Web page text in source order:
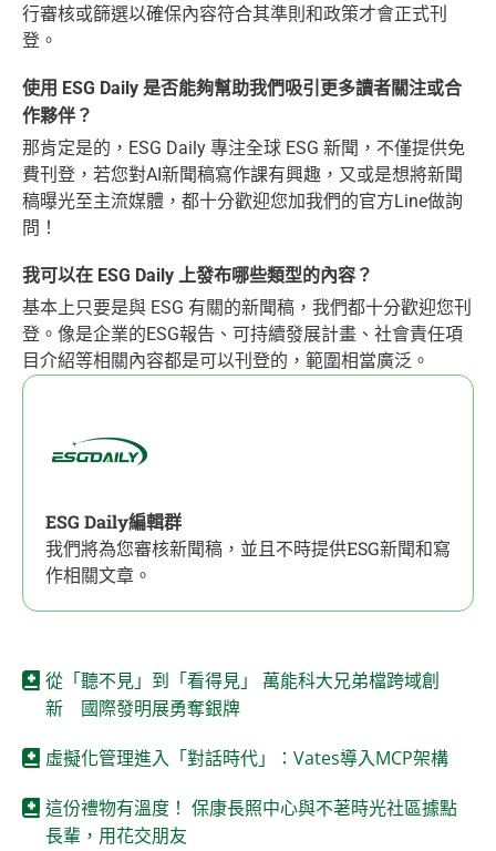
行審核或篩選以確保內容符合其準則和政策才會正式刊
登。
使用 ESG Daily 是否能夠幫助我們吸引更多讀者關注或合
作夥伴？
那肯定是的，ESG Daily 專注全球 ESG 新聞，不僅提供免
費刊登，若您對AI新聞稿寫作課有興趣，又或是想將新聞
稿曝光至主流媒體，都十分歡迎您加我們的官方Line做詢
問！
我可以在 ESG Daily 上發布哪些類型的內容？
基本上只要是與 ESG 有關的新聞稿，我們都十分歡迎您刊
登。像是企業的ESG報告、可持續發展計畫、社會責任項
目介紹等相關內容都是可以刊登的，範圍相當廣泛。
ESG Daily編輯群
我們將為您審核新聞稿，並且不時提供ESG新聞和寫
作相關文章。
從「聽不見」到「看得見」 萬能科大兄弟檔跨域創
新 國際發明展勇奪銀牌
虛擬化管理進入「對話時代」：Vates導入MCP架構
這份禮物有溫度！ 保康長照中心與不荖時光社區據點
長輩，用花交朋友